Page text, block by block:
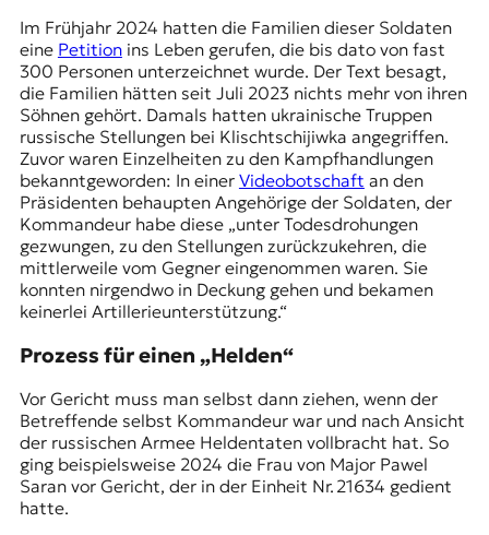
Im Frühjahr 2024 hatten die Familien dieser Soldaten
eine Petitionins Leben gerufen, die bis dato von fast
300 Personen unterzeichnet wurde. Der Text besagt,
die Familien hätten seit Juli 2023 nichts mehr von ihren
Söhnen gehört. Damals hatten ukrainische Truppen
russische Stellungen bei Klischtschijiwka angegriffen.
Zuvor waren Einzelheiten zu den Kampfhandlungen
bekanntgeworden: In einer Videobotschaft an den
Präsidenten behaupten Angehörige der Soldaten, der
Kommandeur habe diese „unter Todesdrohungen
gezwungen, zu den Stellungen zurückzukehren, die
mittlerweile vom Gegner eingenommen waren. Sie
konnten nirgendwo in Deckung gehen und bekamen
keinerlei Artillerieunterstützung.“
Prozess für einen „Helden“
Vor Gericht muss man selbst dann ziehen, wenn der
Betreffende selbst Kommandeur war und nach Ansicht
der russischen Armee Heldentaten vollbracht hat. So
ging beispielsweise 2024 die Frau von Major Pawel
Saran vor Gericht, der in der Einheit Nr. 21634 gedient
hatte.